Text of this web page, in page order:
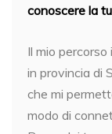
conoscere la
Il mio
in provincia di
che mi
modo di